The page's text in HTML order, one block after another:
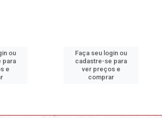
ou
para
e
Faça seu login ou
cadastre-se para
ver preços e
comprar